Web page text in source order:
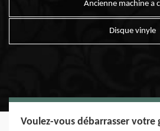
Ancienne machine a
Disque vinyle
Voulez-vous débarrasser votre